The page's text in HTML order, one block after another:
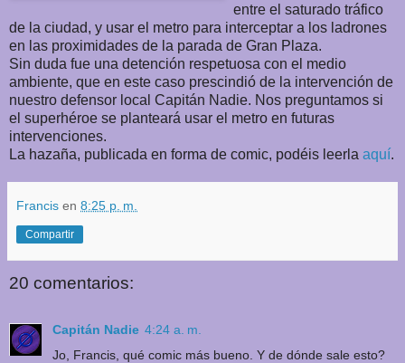
entre el saturado tráfico
de la ciudad, y usar el metro para interceptar a los ladrones
en las proximidades de la parada de Gran Plaza.
Sin duda fue una detención respetuosa con el medio
ambiente, que en este caso prescindió de la intervención de
nuestro defensor local Capitán Nadie. Nos preguntamos si
el superhéroe se planteará usar el metro en futuras
intervenciones.
La hazaña, publicada en forma de comic, podéis leerla aquí.
Francis en 8:25 p. m.
Compartir
20 comentarios:
Capitán Nadie 4:24 a. m.
Jo, Francis, qué comic más bueno. Y de dónde sale esto?